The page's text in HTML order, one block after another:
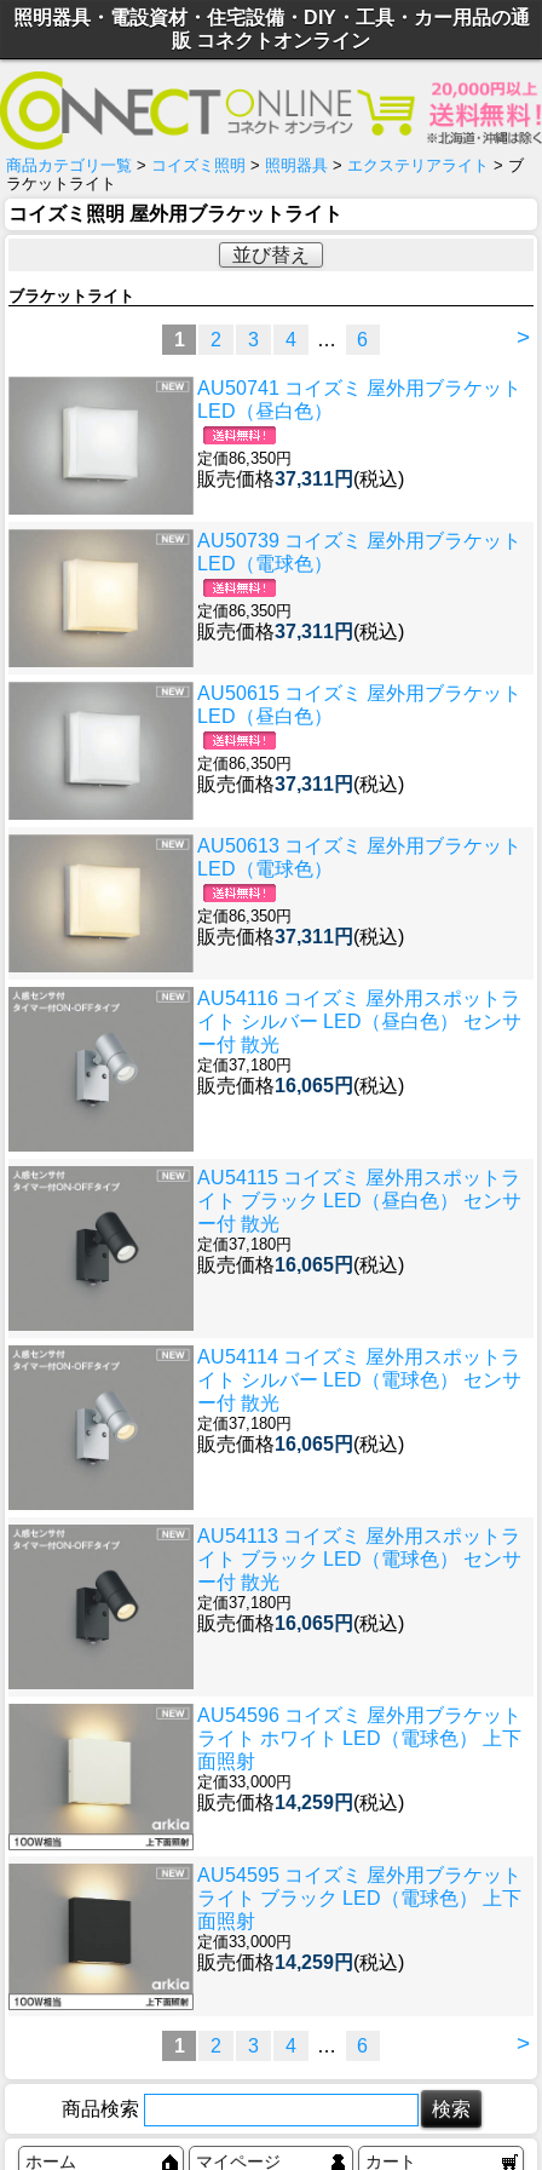
照明器具・電設資材・住宅設備・DIY・工具・カー用品の通
販 コネクトオンライン
商品カテゴリ一覧 > コイズミ照明 > 照明器具 > エクステリアライト > ブ
ラケットライト
コイズミ照明 屋外用ブラケットライト
並び替え
ブラケットライト
>
1 2 3 4 … 6
AU50741 コイズミ 屋外用ブラケット
LED（昼白色）
定価86,350円
販売価格37,311円 (税込)
AU50739 コイズミ 屋外用ブラケット
LED（電球色）
定価86,350円
販売価格37,311円 (税込)
AU50615 コイズミ 屋外用ブラケット
LED（昼白色）
定価86,350円
販売価格37,311円 (税込)
AU50613 コイズミ 屋外用ブラケット
LED（電球色）
定価86,350円
販売価格37,311円 (税込)
AU54116 コイズミ 屋外用スポットラ
イト シルバー LED（昼白色） センサ
ー付 散光
定価37,180円
販売価格16,065円 (税込)
AU54115 コイズミ 屋外用スポットラ
イト ブラック LED（昼白色） センサ
ー付 散光
定価37,180円
販売価格16,065円 (税込)
AU54114 コイズミ 屋外用スポットラ
イト シルバー LED（電球色） センサ
ー付 散光
定価37,180円
販売価格16,065円 (税込)
AU54113 コイズミ 屋外用スポットラ
イト ブラック LED（電球色） センサ
ー付 散光
定価37,180円
販売価格16,065円 (税込)
AU54596 コイズミ 屋外用ブラケット
ライト ホワイト LED（電球色） 上下
面照射
定価33,000円
販売価格14,259円 (税込)
AU54595 コイズミ 屋外用ブラケット
ライト ブラック LED（電球色） 上下
面照射
定価33,000円
販売価格14,259円 (税込)
>
1 2 3 4 … 6
商品検索
ホーム マイページ カート